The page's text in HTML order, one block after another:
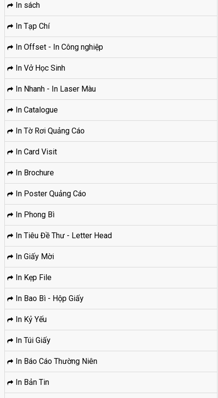
In sách
In Tạp Chí
In Offset - In Công nghiệp
In Vở Học Sinh
In Nhanh - In Laser Màu
In Catalogue
In Tờ Rơi Quảng Cáo
In Card Visit
In Brochure
In Poster Quảng Cáo
In Phong Bì
In Tiêu Đề Thư - Letter Head
In Giấy Mời
In Kẹp File
In Bao Bì - Hộp Giấy
In Kỷ Yếu
In Túi Giấy
In Báo Cáo Thường Niên
In Bản Tin